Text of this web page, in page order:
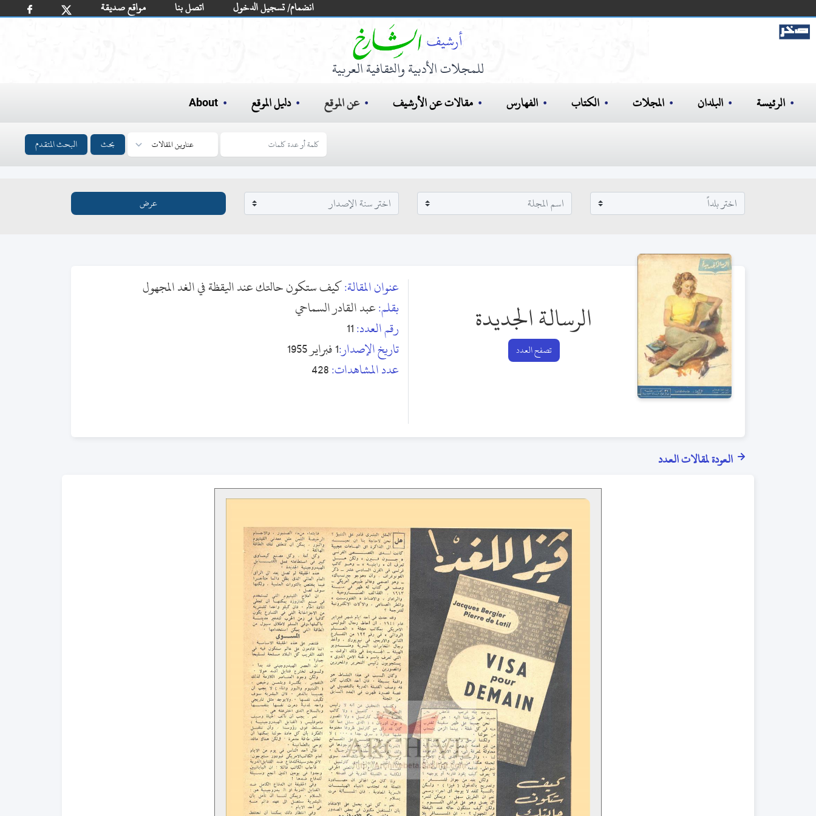
مواقع صديقة اتصل بنا انضمام/ تسجيل الدخول
للمجلات الأدبية والثقافية العربية
الرئيسة البلدان المجلات الكتاب الفهارس مقالات عن الأرشيف عن الموقع دليل الموقع About
بحث البحث المتقدم
الرسالة الجديدة
تصفح العدد
عنوان المقالة:كيف ستكون حالتك عند اليقظة في الغد المجهول
بقلم:عبد القادر السماحي
رقم العدد:11
تاريخ الإصدار:1 فبراير 1955
عدد المشاهدات:428
العودة لمقالات العدد